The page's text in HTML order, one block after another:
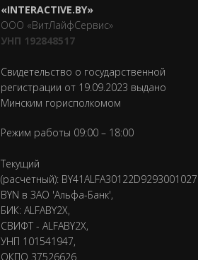
«INTERACTIVE.BY»
ООО «ВитЛайфСервис»
УНП 192848517
Свидетельство о государственной
регистрации от 19.09.2023 выдано
Минским горисполкомом
Режим работы 09:00 – 18:00
Текущий
(расчетный):
BYN в ЗАО 'Альфа-Банк',
БИК: ALFABY2X,
СВИФТ - ALFABY2X,
УНП 101541947,
ОКПО 37526626